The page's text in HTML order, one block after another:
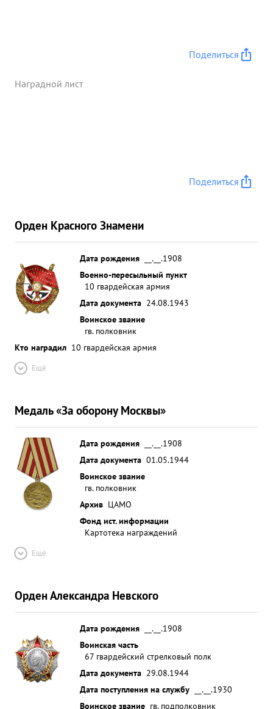
Поделиться
Наградной лист
Поделиться
Орден Красного Знамени
Дата рождения
__.__.1908
Военно-пересыльный пункт
10 гвардейская армия
Дата документа 24.08.1943
Воинское звание
гв. полковник
Кто наградил 10 гвардейская армия
Ещё
Медаль «За оборону Москвы»
Дата рождения
__.__.1908
Дата документа 01.05.1944
Воинское звание
гв. полковник
Архив ЦАМО
Фонд ист. информации
Картотека награждений
Ещё
Орден Александра Невского
Дата рождения
__.__.1908
Воинская часть
67 гвардейский стрелковый полк
Дата документа 29.08.1944
Дата поступления на службу
__.__.1930
Воинское звание гв. подполковник